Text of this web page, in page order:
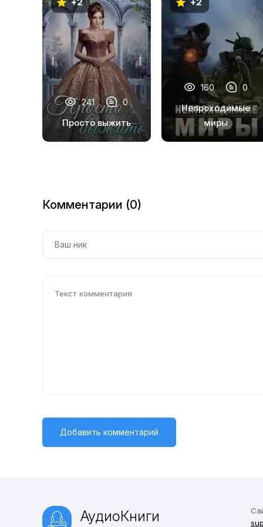
13
14
15
16
17
241 0
Просто выжить
160 0
Непроходимые
миры
Комментарии (0)
АудиоКниги